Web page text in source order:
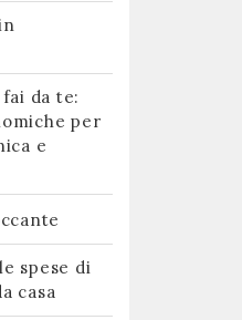
da te:
per
e
spese di
casa